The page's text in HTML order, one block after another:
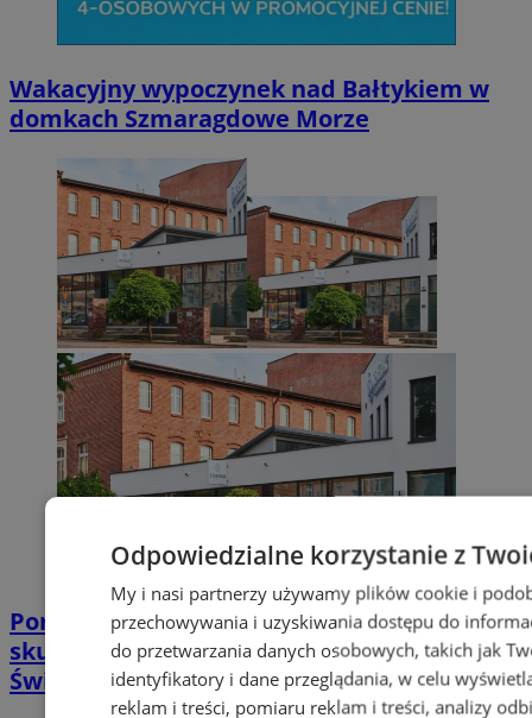
Wakacyjny wypoczynek nad Bałtykiem w
domkach Szmaragdowe Morze
Poradnia leczenia ran przewlekłych -
skuteczna terapia trudno gojących się ran |
Świętochłowice
Odpowiedzialne korzystanie z
My i nasi partnerzy używamy plików cookie i
przechowywania i uzyskiwania dostępu do
do przetwarzania danych osobowych, takich jak
identyfikatory i dane przeglądania, w celu
reklam i treści, pomiaru reklam i treści, analizy